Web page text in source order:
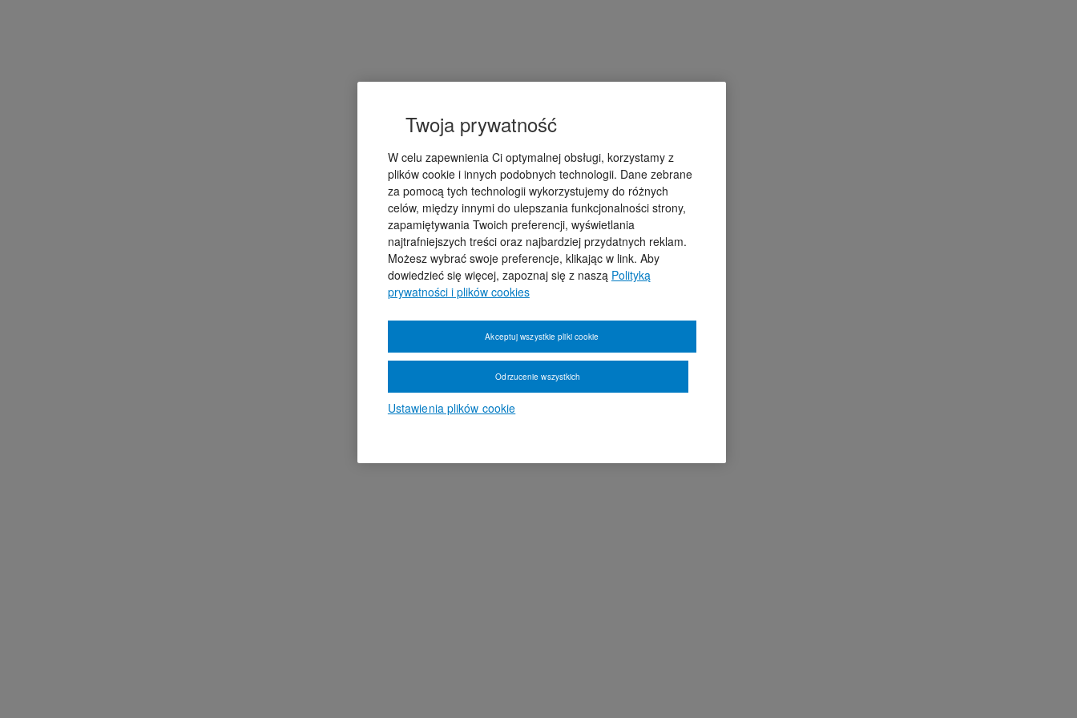
Twoja prywatność
W celu zapewnienia Ci optymalnej obsługi, korzystamy z
plików cookie i innych podobnych technologii. Dane zebrane
za pomocą tych technologii wykorzystujemy do różnych
celów, między innymi do ulepszania funkcjonalności strony,
zapamiętywania Twoich preferencji, wyświetlania
najtrafniejszych treści oraz najbardziej przydatnych reklam.
Możesz wybrać swoje preferencje, klikając w link. Aby
dowiedzieć się więcej, zapoznaj się z naszą Polityką
prywatności i plików cookies
Ustawienia plików cookie
Odrzucenie wszystkich
Akceptuj wszystkie pliki cookie